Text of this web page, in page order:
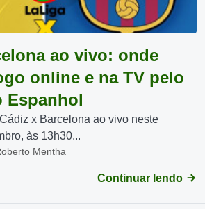
ao vivo: onde
online e na TV pelo
Espanhol
x Barcelona ao vivo neste
às 13h30...
Mentha
Continuar lendo